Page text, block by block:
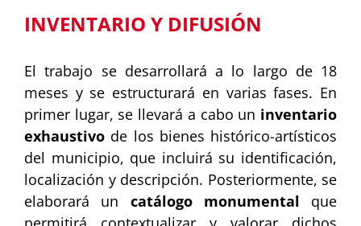
INVENTARIO Y DIFUSIÓN
El trabajo se desarrollará a lo largo de 18
meses y se estructurará en varias fases. En
primer lugar, se llevará a cabo un inventario
exhaustivo de los bienes histórico-artísticos
del municipio, que incluirá su identificación,
localización y descripción. Posteriormente, se
elaborará un catálogo monumental que